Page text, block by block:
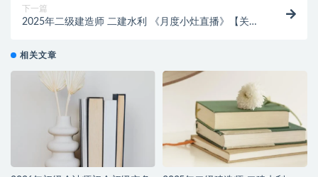
下一篇
2025年二级建造师 二建水利 《月度小灶直播》【关梦
相关文章